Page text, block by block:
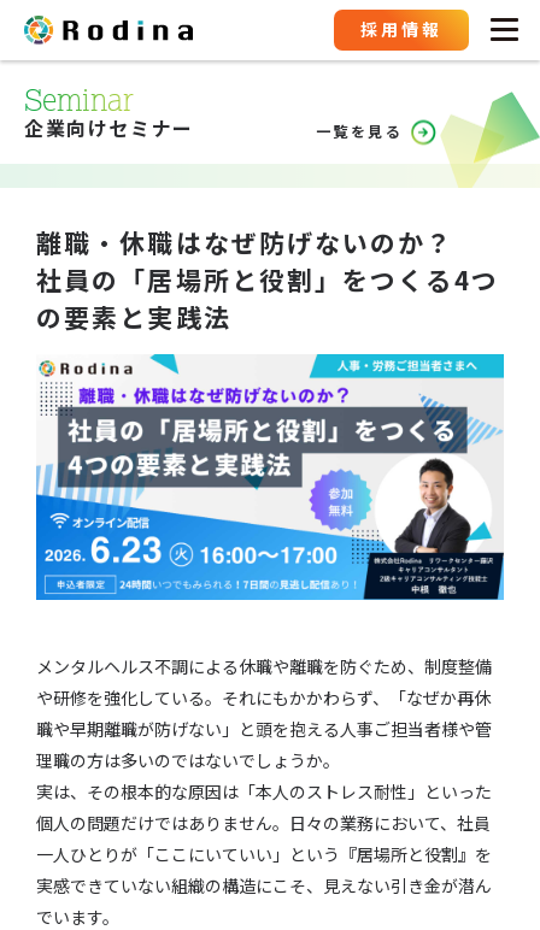
採用情報
Seminar
企業向けセミナー 一覧を見る
離職・休職はなぜ防げないのか？
社員の「居場所と役割」をつくる4つ
の要素と実践法
メンタルヘルス不調による休職や離職を防ぐため、制度整備
や研修を強化している。それにもかかわらず、「なぜか再休
職や早期離職が防げない」と頭を抱える人事ご担当者様や管
理職の方は多いのではないでしょうか。
実は、その根本的な原因は「本人のストレス耐性」といった
個人の問題だけではありません。日々の業務において、社員
一人ひとりが「ここにいていい」という『居場所と役割』を
実感できていない組織の構造にこそ、見えない引き金が潜ん
でいます。